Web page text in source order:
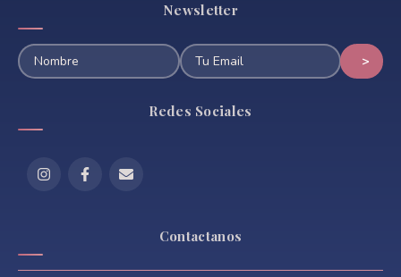
Newsletter
Redes Sociales
Contactanos